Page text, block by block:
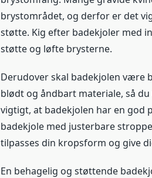
brystområdet, og derfor er det
støtte. Kig efter badekjoler med
støtte og løfte brysterne.
Derudover skal badekjolen være
blødt og åndbart materiale, så
vigtigt, at badekjolen har en god
badekjole med justerbare
tilpasses din kropsform og give
En behagelig og støttende